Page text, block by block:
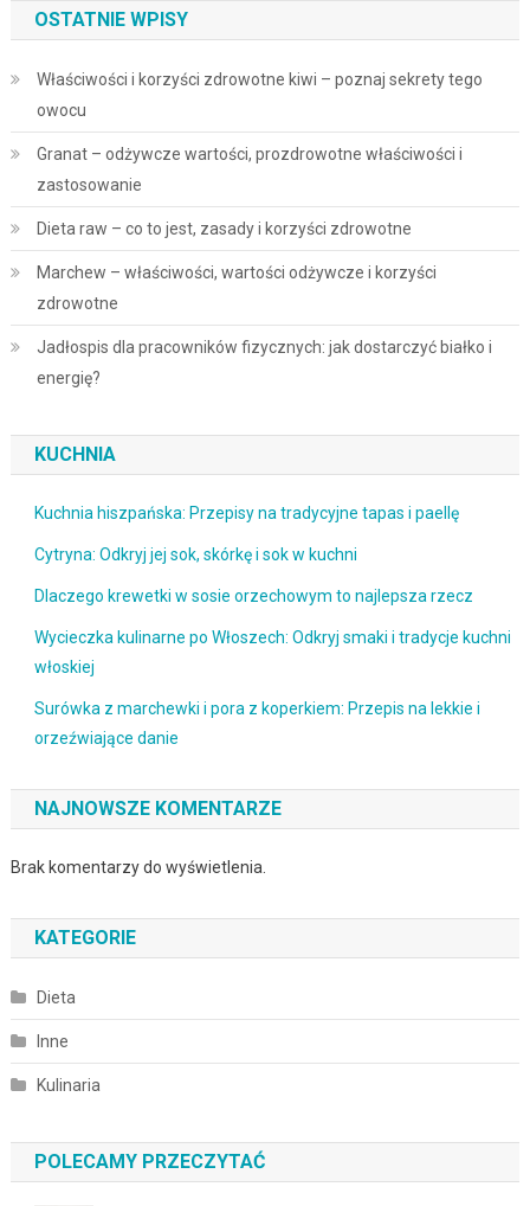
OSTATNIE WPISY
Właściwości i korzyści zdrowotne kiwi – poznaj sekrety tego
owocu
Granat – odżywcze wartości, prozdrowotne właściwości i
zastosowanie
Dieta raw – co to jest, zasady i korzyści zdrowotne
Marchew – właściwości, wartości odżywcze i korzyści
zdrowotne
Jadłospis dla pracowników fizycznych: jak dostarczyć białko i
energię?
KUCHNIA
Kuchnia hiszpańska: Przepisy na tradycyjne tapas i paellę
Cytryna: Odkryj jej sok, skórkę i sok w kuchni
Dlaczego krewetki w sosie orzechowym to najlepsza rzecz
Wycieczka kulinarne po Włoszech: Odkryj smaki i tradycje kuchni
włoskiej
Surówka z marchewki i pora z koperkiem: Przepis na lekkie i
orzeźwiające danie
NAJNOWSZE KOMENTARZE
Brak komentarzy do wyświetlenia.
KATEGORIE
Dieta
Inne
Kulinaria
POLECAMY PRZECZYTAĆ